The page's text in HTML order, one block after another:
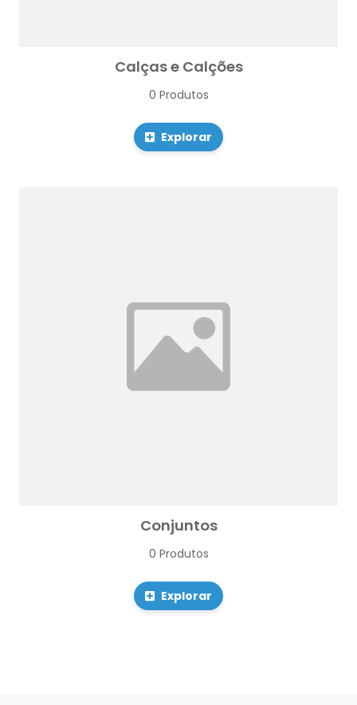
Calças e Calções
0 Produtos
Explorar
Conjuntos
0 Produtos
Explorar